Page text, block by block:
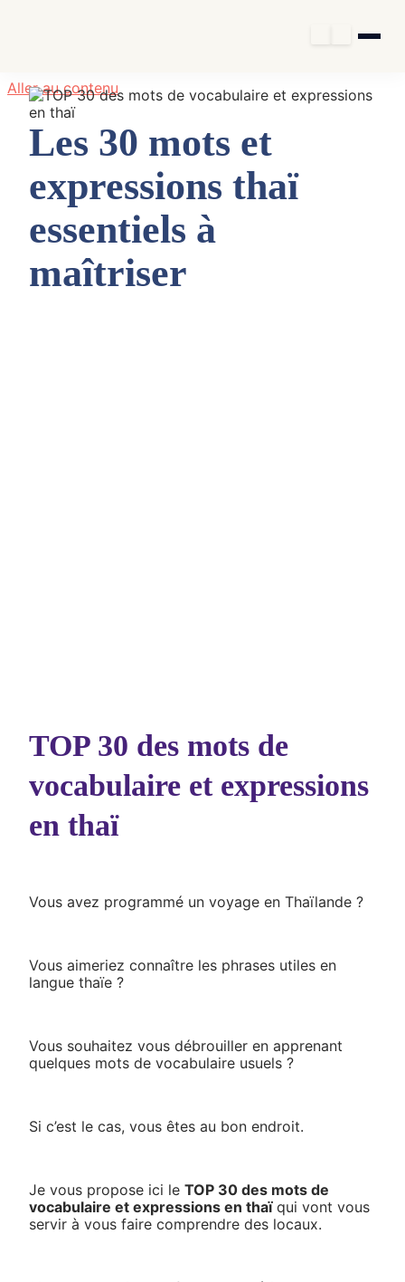
Aller au contenu
Les 30 mots et
expressions thaï
essentiels à
maîtriser
TOP 30 des mots de
vocabulaire et expressions
en thaï
Vous avez programmé un voyage en Thaïlande ?
Vous aimeriez connaître les phrases utiles en
langue thaïe ?
Vous souhaitez vous débrouiller en apprenant
quelques mots de vocabulaire usuels ?
Si c’est le cas, vous êtes au bon endroit.
Je vous propose ici le TOP 30 des mots de
vocabulaire et expressions en thaïqui vont vous
servir à vous faire comprendre des locaux.